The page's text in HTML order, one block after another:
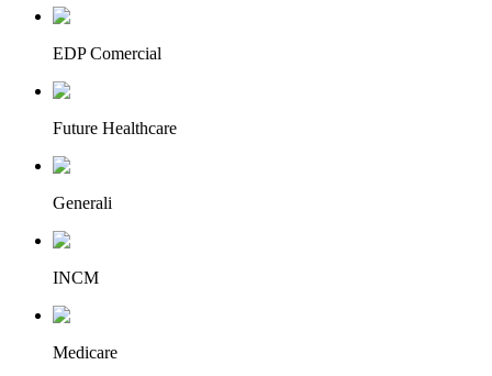
EDP Comercial
Future Healthcare
Generali
INCM
Medicare